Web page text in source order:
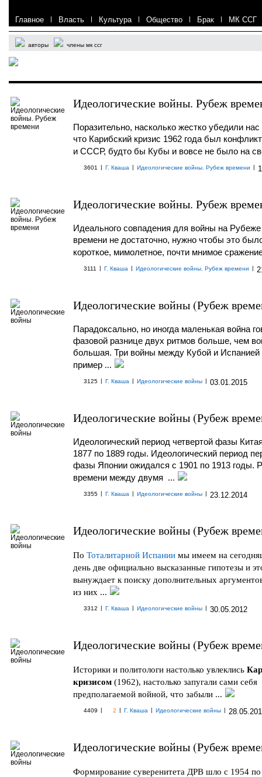
Главное | Власть | Культура | Общество | Брак | МК ССГ
авторы члены мк ссг
Идеологические войны. Рубеж
Поразительно, насколько жестко убедили
что Карибский кризис 1962 года был
и СССР, будто бы Кубы и вовсе не было на
3601 | Г. Кваша | Идеологические войны. Рубеж времени |
Идеологические войны. Рубеж
Идеального совпадения для войны на Рубеже
времени не достаточно, нужно чтобы это
короткое, мимолетное, почти мнимое
3111 | Г. Кваша | Идеологические войны. Рубеж времени |
Идеологические войны (Рубеж
Парадоксально, но иногда маленькая война
фазовой разнице двух ритмов больше, чем
большая. Три войны между Кубой и Испанией
пример ...
3125 | Г. Кваша | Идеологические войны | 03.01.2015
Идеологические войны (Рубеж
Идеологический период четвертой фазы
1877 по 1889 годы. Идеологический период
фазы Японии ожидался с 1901 по 1913 годы.
времени между двумя ...
3355 | Г. Кваша | Идеологические войны | 23.12.2014
Идеологические войны (Рубеж
По Тоталитарной Испании мы имеем на
день две официально высказанные гипотезы и
вынуждает к поиску дополнительных
из них ...
3312 | Г. Кваша | Идеологические войны | 30.05.2012
Идеологические войны (Рубеж
Историки и политологи настолько увлеклись
кризисом (1962), настолько запугали сами себя
предполагаемой войной, что забыли ...
4409 | 2 | Г. Кваша | Идеологические войны |
Идеологические войны (Рубеж
Формирование суверенитета ДРВ шло с 1954